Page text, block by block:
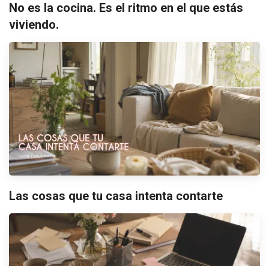
No es la cocina. Es el ritmo en el que estás
viviendo.
Las cosas que tu casa intenta contarte